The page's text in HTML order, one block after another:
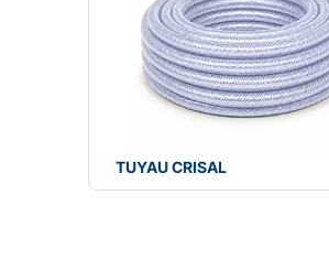
TUYAU CRISAL